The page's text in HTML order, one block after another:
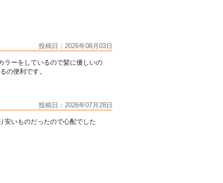
投稿日：2026年08月03日
ラーをしているので髪に優しいの
るの便利です。
投稿日：2026年07月28日
安いものだったので心配でした